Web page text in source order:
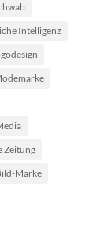
Intelligenz
Zeitung
Marke